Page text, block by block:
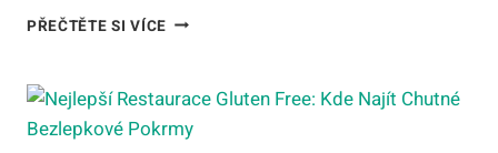
PŘEČTĚTE SI VÍCEMCDONALD’S
KOMPLETNÍ
NABÍDKA
A